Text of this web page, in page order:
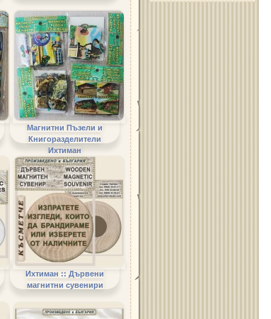
Магнитни Пъзели и
Книгоразделители
Ихтиман
Ихтиман :: Дървени
магнитни сувенири